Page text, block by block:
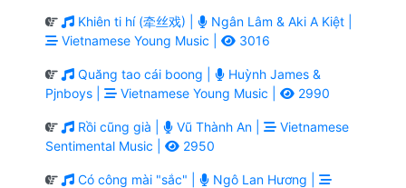
Khiên ti hí (牵丝戏) |
Ngân Lâm & Aki A Kiệt |
Vietnamese Young Music |
3016
Quăng tao cái boong |
Huỳnh James &
Pjnboys |
Vietnamese Young Music | 2990
Rồi cũng già | Vũ Thành An |
Vietnamese
Sentimental Music |
2950
Có công mài "sắc" |
Ngô Lan Hương |